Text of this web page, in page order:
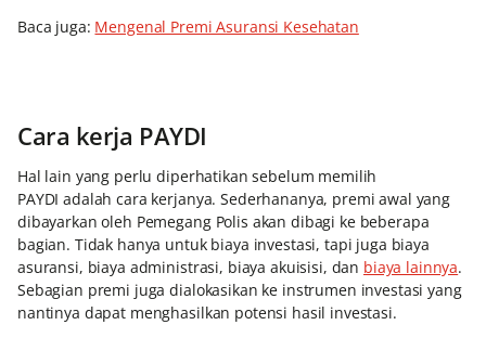
Baca juga: Mengenal Premi Asuransi Kesehatan
Cara kerja PAYDI
Hal lain yang perlu diperhatikan sebelum memilih
PAYDI adalah cara kerjanya. Sederhananya, premi awal yang
dibayarkan oleh Pemegang Polis akan dibagi ke beberapa
bagian. Tidak hanya untuk biaya investasi, tapi juga biaya
asuransi, biaya administrasi, biaya akuisisi, dan biaya lainnya.
Sebagian premi juga dialokasikan ke instrumen investasi yang
nantinya dapat menghasilkan potensi hasil investasi.